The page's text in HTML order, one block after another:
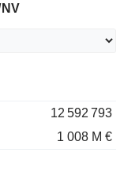
12 592 793
1 008 M €